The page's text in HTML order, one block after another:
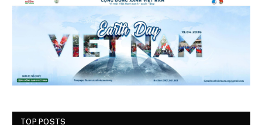
TOP POSTS